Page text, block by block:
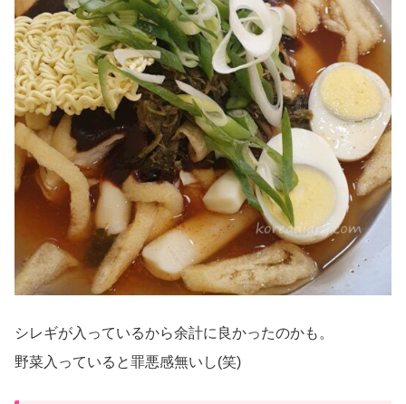
シレギが入っているから余計に良かったのかも。
野菜入っていると罪悪感無いし(笑)